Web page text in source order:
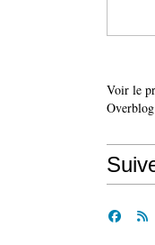
Voir le
Overblog